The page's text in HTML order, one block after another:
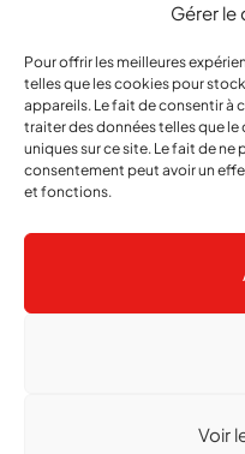
Gérer
Pour offrir les meilleures
telles que les cookies pour
appareils. Le fait de consentir à
traiter des données telles que
uniques sur ce site. Le fait de ne
consentement peut avoir un
et fonctions.
Voir
© 2026 echo